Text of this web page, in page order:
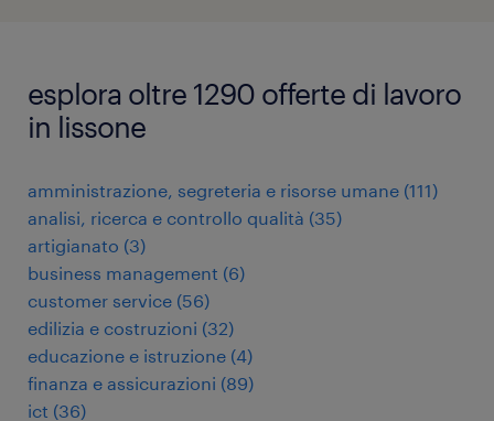
esplora oltre 1290 offerte di lavoro
in lissone
amministrazione, segreteria e risorse umane (111)
analisi, ricerca e controllo qualità (35)
artigianato (3)
business management (6)
customer service (56)
edilizia e costruzioni (32)
educazione e istruzione (4)
finanza e assicurazioni (89)
ict (36)